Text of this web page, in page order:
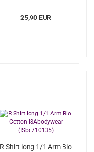
25,90 EUR
R Shirt long 1/1 Arm Bio